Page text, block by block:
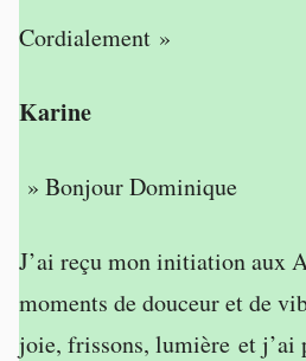
Cordialement »
Karine
» Bonjour Dominique
J’ai reçu mon initiation aux
moments de douceur et de
joie, frissons, lumière et j’ai